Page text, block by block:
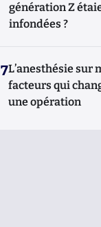
génération Z
infondées ?
7L’anesthésie sur
facteurs qui
une opération